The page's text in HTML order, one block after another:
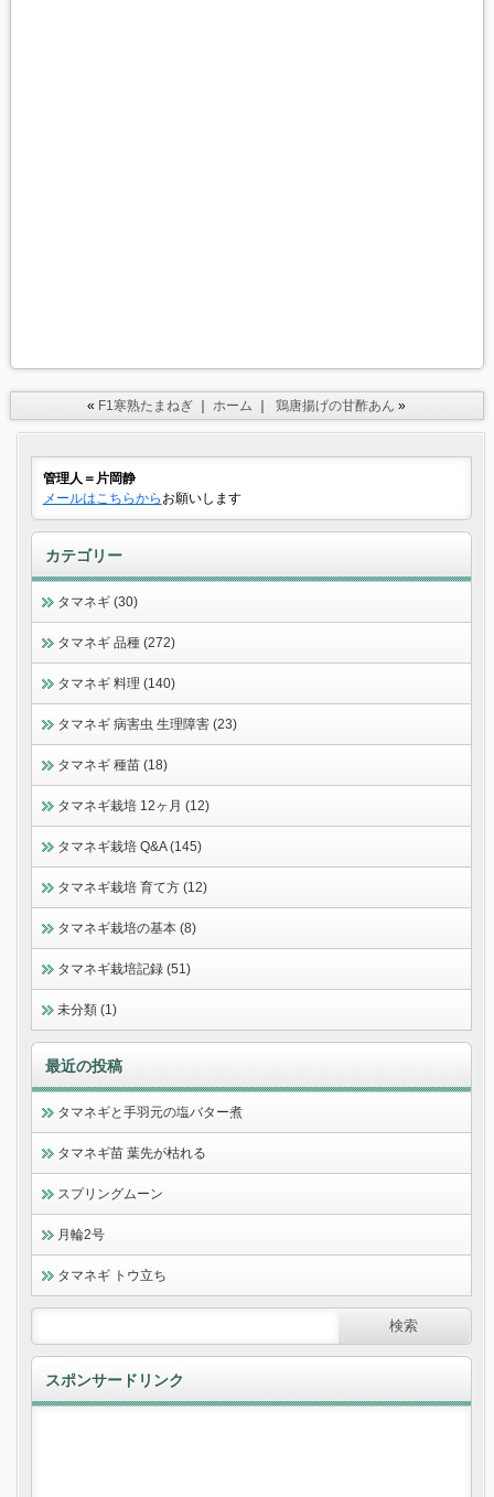
« F1寒熟たまねぎ ｜ホーム ｜鶏唐揚げの甘酢あん »
管理人＝片岡静
メールはこちらから お願いします
カテゴリー
タマネギ (30)
タマネギ 品種 (272)
タマネギ 料理 (140)
タマネギ 病害虫 生理障害 (23)
タマネギ 種苗 (18)
タマネギ栽培 12ヶ月 (12)
タマネギ栽培 Q&A (145)
タマネギ栽培 育て方 (12)
タマネギ栽培の基本 (8)
タマネギ栽培記録 (51)
未分類 (1)
最近の投稿
タマネギと手羽元の塩バター煮
タマネギ苗 葉先が枯れる
スプリングムーン
月輪2号
タマネギ トウ立ち
スポンサードリンク